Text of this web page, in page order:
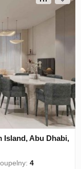
Island, Abu Dhabi,
4